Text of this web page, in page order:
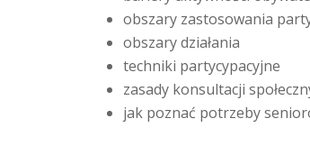
obszary zastosowania
obszary działania
techniki partycypacyjne
zasady konsultacji
jak poznać potrzeby